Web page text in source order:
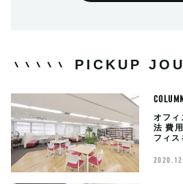
PICKUP
オフィ
法 費
フィス